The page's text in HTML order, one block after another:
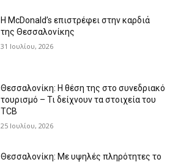
Η McDonald’s επιστρέφει στην καρδιά
της Θεσσαλονίκης
31 Ιουλίου, 2026
Θεσσαλονίκη: Η θέση της στο συνεδριακό
τουρισμό – Τι δείχνουν τα στοιχεία του
TCB
25 Ιουλίου, 2026
Θεσσαλονίκη: Με υψηλές πληρότητες το